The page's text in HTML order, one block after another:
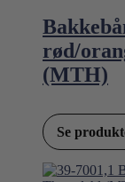
rød/
(MTH)
Se